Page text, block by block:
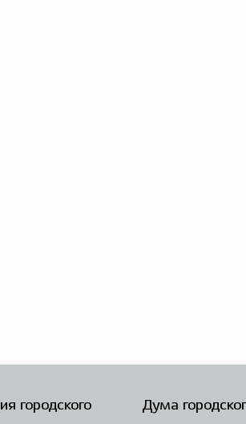
городского
Дума